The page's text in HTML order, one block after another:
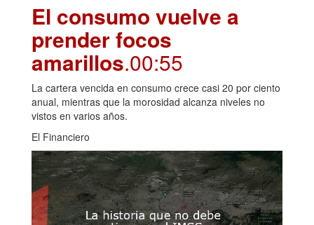
El consumo vuelve a
prender focos
amarillos.00:55
La cartera vencida en consumo crece casi 20 por ciento
anual, mientras que la morosidad alcanza niveles no
vistos en varios años.
El Financiero